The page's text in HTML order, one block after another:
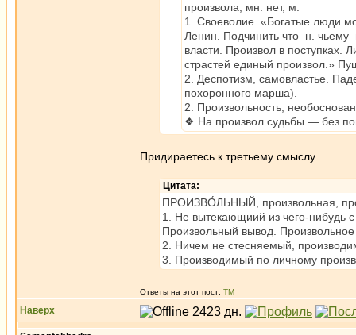
произвола, мн. нет, м.
1. Своеволие. «Богатые люди
Ленин. Подчинить что–н.
власти. Произвол в поступках.
страстей единый произвол.»
2. Деспотизм, самовластье.
похоронного марша).
2. Произвольность,
❖ На произвол судьбы — без
Придираетесь к третьему смыслу.
Цитата:
ПРОИЗВО́ЛЬНЫЙ, произвольная,
1. Не вытекающиий из чего-нибудь
Произвольный вывод.
2. Ничем не стесняемый,
3. Производимый по личному
Ответы на этот пост: ТМ
Наверх